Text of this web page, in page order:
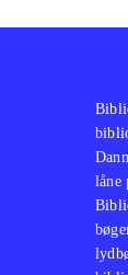
låne